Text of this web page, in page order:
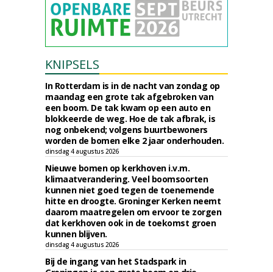
KNIPSELS
In Rotterdam is in de nacht van zondag op
maandag een grote tak afgebroken van
een boom. De tak kwam op een auto en
blokkeerde de weg. Hoe de tak afbrak, is
nog onbekend; volgens buurtbewoners
worden de bomen elke 2 jaar onderhouden.
dinsdag 4 augustus 2026
Nieuwe bomen op kerkhoven i.v.m.
klimaatverandering. Veel boomsoorten
kunnen niet goed tegen de toenemende
hitte en droogte. Groninger Kerken neemt
daarom maatregelen om ervoor te zorgen
dat kerkhoven ook in de toekomst groen
kunnen blijven.
dinsdag 4 augustus 2026
Bij de ingang van het Stadspark in